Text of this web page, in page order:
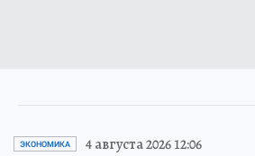
ЭКОНОМИКА 4 августа 2026 12:06